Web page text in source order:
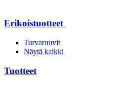
Erikoistuotteet
Turvaruuvit
Näytä kaikki
Tuotteet